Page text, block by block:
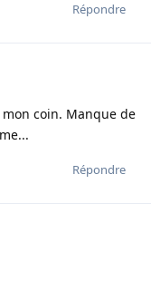
Répondre
coin. Manque de
Répondre